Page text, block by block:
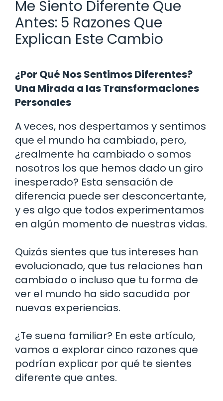
Me Siento Diferente Que
Antes: 5 Razones Que
Explican Este Cambio
¿Por Qué Nos Sentimos Diferentes?
Una Mirada a las Transformaciones
Personales
A veces, nos despertamos y sentimos
que el mundo ha cambiado, pero,
¿realmente ha cambiado o somos
nosotros los que hemos dado un giro
inesperado? Esta sensación de
diferencia puede ser desconcertante,
y es algo que todos experimentamos
en algún momento de nuestras vidas.
Quizás sientes que tus intereses han
evolucionado, que tus relaciones han
cambiado o incluso que tu forma de
ver el mundo ha sido sacudida por
nuevas experiencias.
¿Te suena familiar? En este artículo,
vamos a explorar cinco razones que
podrían explicar por qué te sientes
diferente que antes.